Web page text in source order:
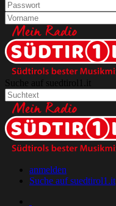
Suche auf suedtirol1.it
anmelden
Suche auf suedtirol1.it